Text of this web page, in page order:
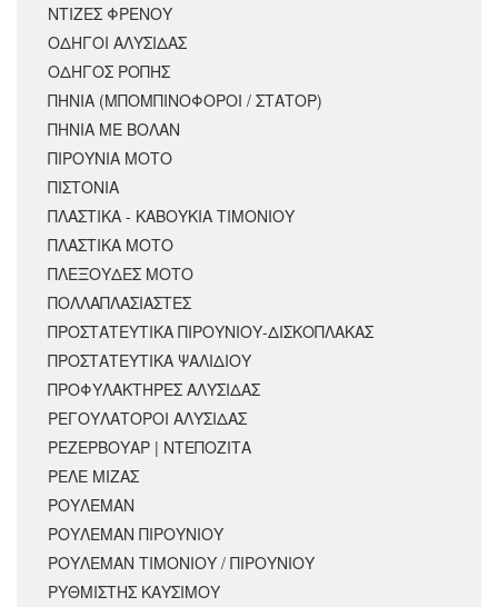
ΝΤΙΖΕΣ ΦΡΕΝΟΥ
ΟΔΗΓΟΙ ΑΛΥΣΙΔΑΣ
ΟΔΗΓΟΣ ΡΟΠΗΣ
ΠΗΝΙΑ (ΜΠΟΜΠΙΝΟΦΟΡΟΙ / ΣΤΑΤΟΡ)
ΠΗΝΙΑ ΜΕ ΒΟΛΑΝ
ΠΙΡΟΥΝΙΑ ΜΟΤΟ
ΠΙΣΤΟΝΙΑ
ΠΛΑΣΤΙΚΑ - ΚΑΒΟΥΚΙΑ ΤΙΜΟΝΙΟΥ
ΠΛΑΣΤΙΚΑ ΜΟΤΟ
ΠΛΕΞΟΥΔΕΣ ΜΟΤΟ
ΠΟΛΛΑΠΛΑΣΙΑΣΤΕΣ
ΠΡΟΣΤΑΤΕΥΤΙΚΑ ΠΙΡΟΥΝΙΟΥ-ΔΙΣΚΟΠΛΑΚΑΣ
ΠΡΟΣΤΑΤΕΥΤΙΚΑ ΨΑΛΙΔΙΟΥ
ΠΡΟΦΥΛΑΚΤΗΡΕΣ ΑΛΥΣΙΔΑΣ
ΡΕΓΟΥΛΑΤΟΡΟΙ ΑΛΥΣΙΔΑΣ
ΡΕΖΕΡΒΟΥΑΡ | ΝΤΕΠΟΖΙΤΑ
ΡΕΛΕ ΜΙΖΑΣ
ΡΟΥΛΕΜΑΝ
ΡΟΥΛΕΜΑΝ ΠΙΡΟΥΝΙΟΥ
ΡΟΥΛΕΜΑΝ ΤΙΜΟΝΙΟΥ / ΠΙΡΟΥΝΙΟΥ
ΡΥΘΜΙΣΤΗΣ ΚΑΥΣΙΜΟΥ